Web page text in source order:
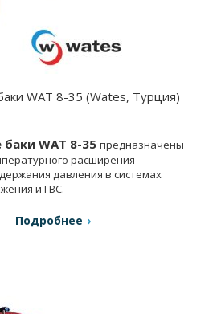
WAT 8-35 (Wates, Турция)
WAT 8-35предназначены
расширения
давления в системах
и ГВС.
Подробнее